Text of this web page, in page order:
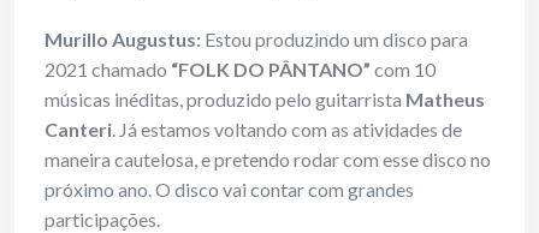
Murillo Augustus: Estou produzindo um disco para
2021 chamado “FOLK DO PÂNTANO” com 10
músicas inéditas, produzido pelo guitarrista Matheus
Canteri. Já estamos voltando com as atividades de
maneira cautelosa, e pretendo rodar com esse disco no
próximo ano. O disco vai contar com grandes
participações.